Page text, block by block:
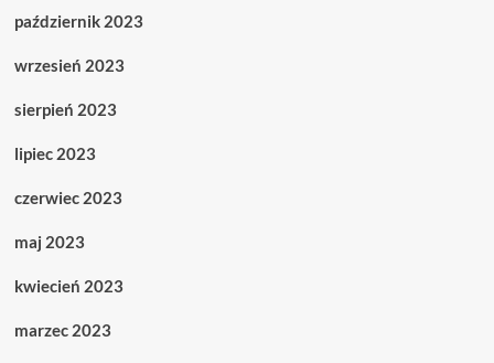
październik 2023
wrzesień 2023
sierpień 2023
lipiec 2023
czerwiec 2023
maj 2023
kwiecień 2023
marzec 2023